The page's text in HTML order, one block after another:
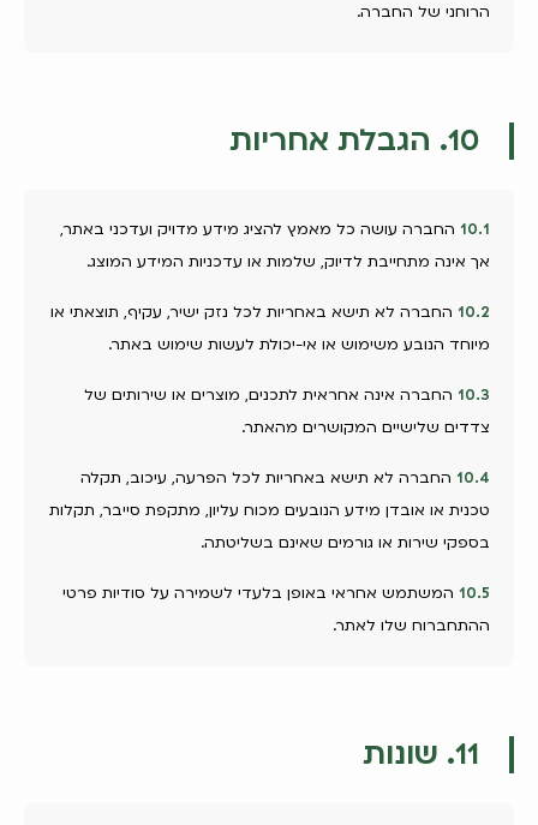
הרוחני של החברה.
10. הגבלת אחריות
10.1 החברה עושה כל מאמץ להציג מידע מדויק ועדכני באתר,
אך אינה מתחייבת לדיוק, שלמות או עדכניות המידע המוצג.
10.2 החברה לא תישא באחריות לכל נזק ישיר, עקיף, תוצאתי או
מיוחד הנובע משימוש או אי-יכולת לעשות שימוש באתר.
10.3 החברה אינה אחראית לתכנים, מוצרים או שירותים של
צדדים שלישיים המקושרים מהאתר.
10.4 החברה לא תישא באחריות לכל הפרעה, עיכוב, תקלה
טכנית או אובדן מידע הנובעים מכוח עליון, מתקפת סייבר, תקלות
בספקי שירות או גורמים שאינם בשליטתה.
10.5 המשתמש אחראי באופן בלעדי לשמירה על סודיות פרטי
ההתחברוח שלו לאתר.
11. שונות